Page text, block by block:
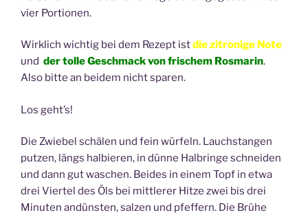
vier Portionen.
Wirklich wichtig bei dem Rezept istdie zitronige Note
und der tolle Geschmack von frischem Rosmarin.
Also bitte an beidem nicht sparen.
Los geht’s!
Die Zwiebel schälen und fein würfeln. Lauchstangen
putzen, längs halbieren, in dünne Halbringe schneiden
und dann gut waschen. Beides in einem Topf in etwa
drei Viertel des Öls bei mittlerer Hitze zwei bis drei
Minuten andünsten, salzen und pfeffern. Die Brühe